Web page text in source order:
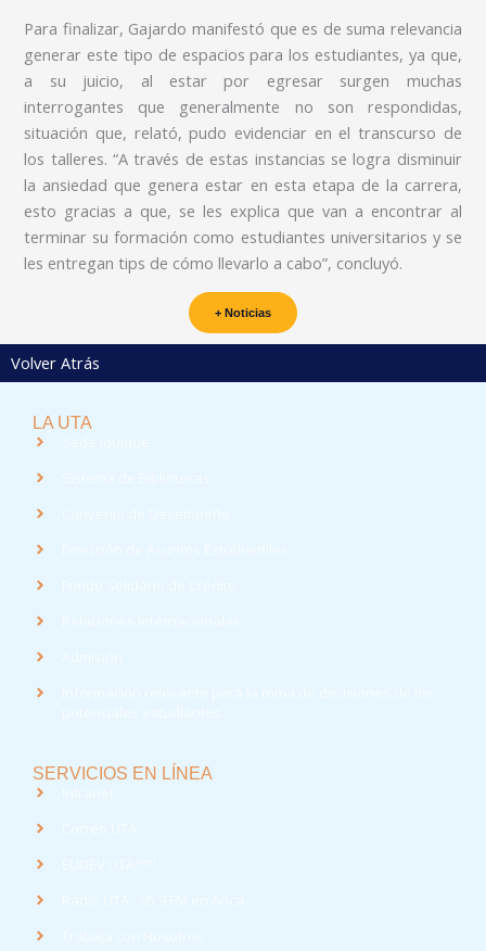
Para finalizar, Gajardo manifestó que es de suma relevancia
generar este tipo de espacios para los estudiantes, ya que,
a su juicio, al estar por egresar surgen muchas
interrogantes que generalmente no son respondidas,
situación que, relató, pudo evidenciar en el transcurso de
los talleres. “A través de estas instancias se logra disminuir
la ansiedad que genera estar en esta etapa de la carrera,
esto gracias a que, se les explica que van a encontrar al
terminar su formación como estudiantes universitarios y se
les entregan tips de cómo llevarlo a cabo”, concluyó.
+ Noticias
Volver Atrás
LA UTA
SERVICIOS EN LÍNEA